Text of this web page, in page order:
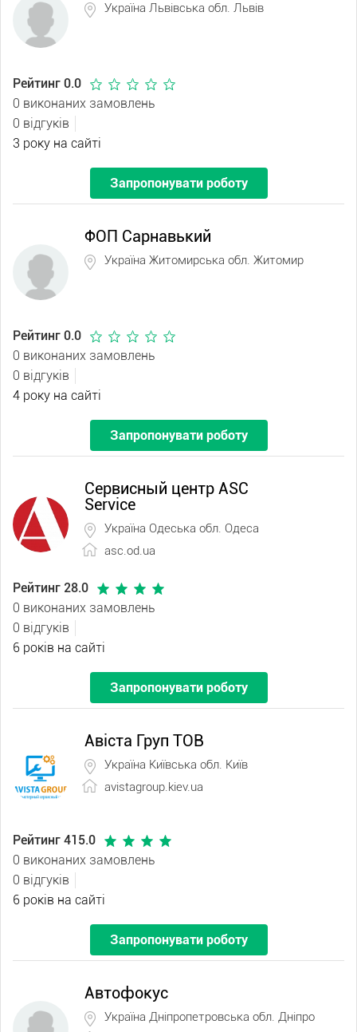
Україна Львівська обл. Львів
Рейтинг 0.0
0 виконаних замовлень
0 відгуків
3 року на сайті
Запропонувати роботу
ФОП Сарнавький
Україна Житомирська обл. Житомир
Рейтинг 0.0
0 виконаних замовлень
0 відгуків
4 року на сайті
Запропонувати роботу
Сервисный центр ASC
Service
Україна Одеська обл. Одеса
asc.od.ua
Рейтинг 28.0
0 виконаних замовлень
0 відгуків
6 років на сайті
Запропонувати роботу
Авіста Груп ТОВ
Україна Київська обл. Київ
avistagroup.kiev.ua
Рейтинг 415.0
0 виконаних замовлень
0 відгуків
6 років на сайті
Запропонувати роботу
Автофокус
Україна Дніпропетровська обл. Дніпро